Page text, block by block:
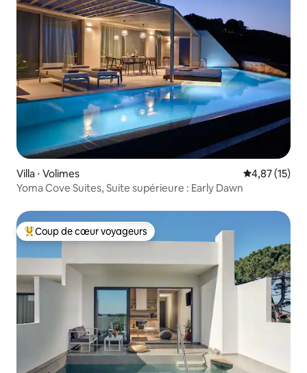
Villa ⋅ Volimes Évaluation
4,87 (15)
Yoma Cove Suites, Suite supérieure : Early Dawn
Coups de cœur voyageurs les plus appréciés
Coup de cœur voyageurs